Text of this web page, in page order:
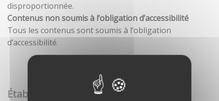
disproportionnée.
Contenus non soumis à l’obligation d’accessibilité
Tous les contenus sont soumis à l’obligation
d’accessibilité.
Établissement de cette déclaration